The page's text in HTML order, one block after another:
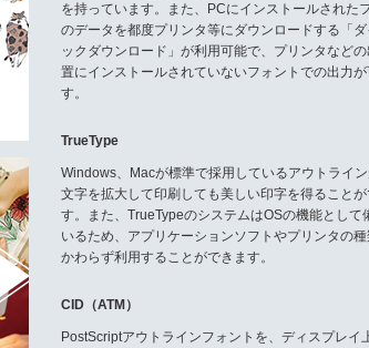
を持っています。また、PCにインストールされた
のデータを都度プリンタ等にダウンロードする「ダ
ックダウンロード」が利用可能で、プリンタなど
置にインストールされていないフォントでの出力
す。
TrueType
Windows、Macが標準で採用しているアウトライン
文字を拡大して印刷しても美しい印字を得ることが
す。また、TrueTypeのシステムはOSの機能として
いるため、アプリケーションソフトやプリンタの
かわらず利用することができます。
CID（ATM）
PostScriptアウトラインフォントを、ディスプレイ